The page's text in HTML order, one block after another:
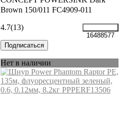
Brown 150/011 FC4909-011
4.7(13)
16488577
Подписаться
Нет в наличии